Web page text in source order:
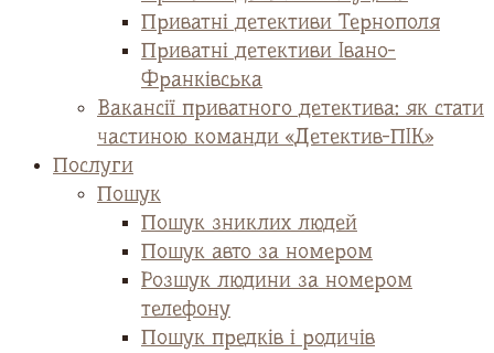
Приватні детективи Тернополя
Приватні детективи Івано-
Франківська
Вакансії приватного детектива: як стати
частиною команди «Детектив-ПІК»
Послуги
Пошук
Пошук зниклих людей
Пошук авто за номером
Розшук людини за номером
телефону
Пошук предків і родичів